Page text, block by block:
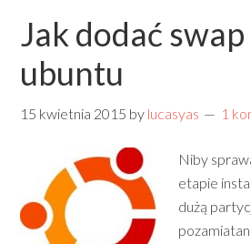
Jak dodać
ubuntu
15 kwietnia 2015 by lucasyas 1
Niby
etapie
dużą